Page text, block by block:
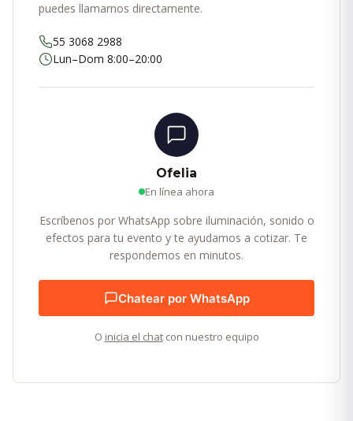
puedes llamarnos directamente.
55 3068 2988
Lun–Dom 8:00–20:00
Ofelia
En línea ahora
Escríbenos por WhatsApp sobre iluminación, sonido o
efectos para tu evento y te ayudamos a cotizar. Te
respondemos en minutos.
Chatear por WhatsApp
O inicia el chatcon nuestro equipo